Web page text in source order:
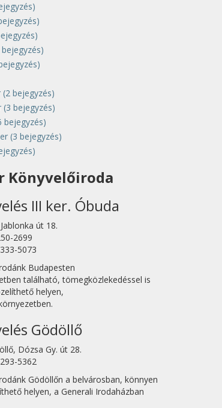
bejegyzés)
(2 bejegyzés)
(3 bejegyzés)
bejegyzés)
(3 bejegyzés)
Könyvelőiroda
III ker. Óbuda
út 18.
2699
5073
Budapesten
található, tömegközlekedéssel is
helyen,
Gödöllő
Dózsa Gy. út 28.
5362
Gödöllőn a belvárosban, könnyen
helyen, a Generali Irodaházban